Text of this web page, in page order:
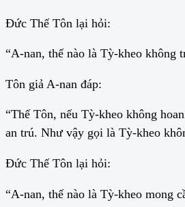
Đức Thế Tôn lại hỏi:
“A-nan, thế nào là Tỳ-kheo không
Tôn giả A-nan đáp:
“Thế Tôn, nếu Tỳ-kheo không
an trú. Như vậy gọi là Tỳ-kheo
Đức Thế Tôn lại hỏi:
“A-nan, thế nào là Tỳ-kheo mong